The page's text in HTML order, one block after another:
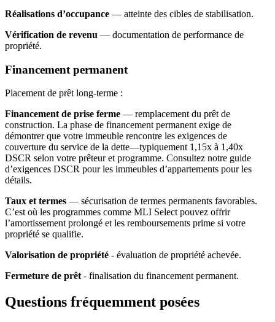
Réalisations d’occupance — atteinte des cibles de stabilisation.
Vérification de revenu — documentation de performance de
propriété.
Financement permanent
Placement de prêt long-terme :
Financement de prise ferme — remplacement du prêt de
construction. La phase de financement permanent exige de
démontrer que votre immeuble rencontre les exigences de
couverture du service de la dette—typiquement 1,15x à 1,40x
DSCR selon votre prêteur et programme. Consultez notre guide
d’exigences DSCR pour les immeubles d’appartements pour les
détails.
Taux et termes — sécurisation de termes permanents favorables.
C’est où les programmes comme MLI Select pouvez offrir
l’amortissement prolongé et les remboursements prime si votre
propriété se qualifie.
Valorisation de propriété - évaluation de propriété achevée.
Fermeture de prêt - finalisation du financement permanent.
Questions fréquemment posées